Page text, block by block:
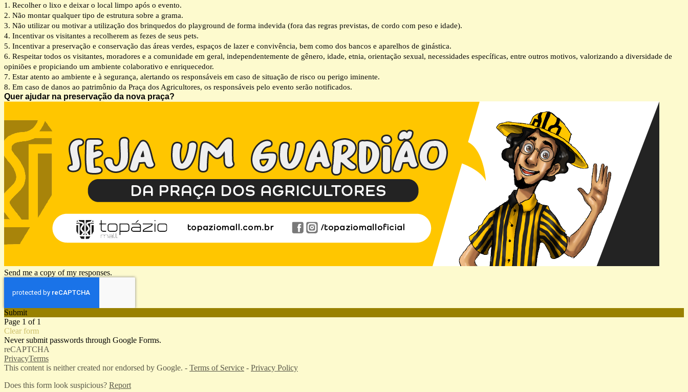
1. Recolher o lixo e deixar o local limpo após o evento.
2. Não montar qualquer tipo de estrutura sobre a grama.
3. Não utilizar ou motivar a utilização dos brinquedos do playground de forma indevida (fora das regras previstas, de cordo com peso e idade).
4. Incentivar os visitantes a recolherem as fezes de seus pets.
5. Incentivar a preservação e conservação das áreas verdes, espaços de lazer e convivência, bem como dos bancos e aparelhos de ginástica.
6. Respeitar todos os visitantes, moradores e a comunidade em geral, independentemente de gênero, idade, etnia, orientação sexual, necessidades específicas, entre outros motivos, valorizando a diversidade de
opiniões e propiciando um ambiente colaborativo e enriquecedor.
7. Estar atento ao ambiente e à segurança, alertando os responsáveis em caso de situação de risco ou perigo iminente.
8. Em caso de danos ao patrimônio da Praça dos Agricultores, os responsáveis pelo evento serão notificados.
Quer ajudar na preservação da nova praça?
Send me a copy of my responses.
Submit
Page 1 of 1
Clear form
Never submit passwords through Google Forms.
reCAPTCHA
PrivacyTerms
This content is neither created nor endorsed by Google. - Terms of Service - Privacy Policy
Does this form look suspicious? Report